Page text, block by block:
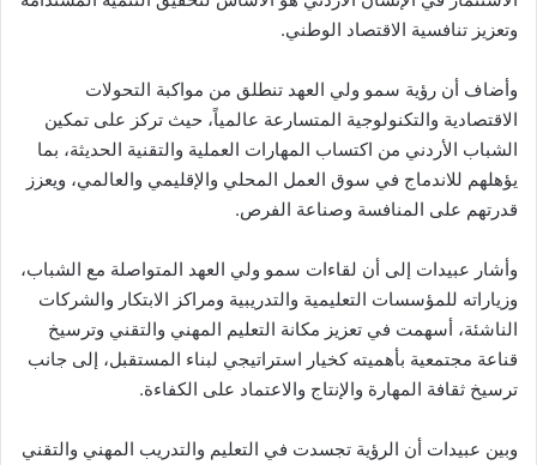
وتعزيز تنافسية الاقتصاد الوطني.
وأضاف أن رؤية سمو ولي العهد تنطلق من مواكبة التحولات
الاقتصادية والتكنولوجية المتسارعة عالمياً، حيث تركز على تمكين
الشباب الأردني من اكتساب المهارات العملية والتقنية الحديثة، بما
يؤهلهم للاندماج في سوق العمل المحلي والإقليمي والعالمي، ويعزز
قدرتهم على المنافسة وصناعة الفرص.
وأشار عبيدات إلى أن لقاءات سمو ولي العهد المتواصلة مع الشباب،
وزياراته للمؤسسات التعليمية والتدريبية ومراكز الابتكار والشركات
الناشئة، أسهمت في تعزيز مكانة التعليم المهني والتقني وترسيخ
قناعة مجتمعية بأهميته كخيار استراتيجي لبناء المستقبل، إلى جانب
ترسيخ ثقافة المهارة والإنتاج والاعتماد على الكفاءة.
وبين عبيدات أن الرؤية تجسدت في التعليم والتدريب المهني والتقني